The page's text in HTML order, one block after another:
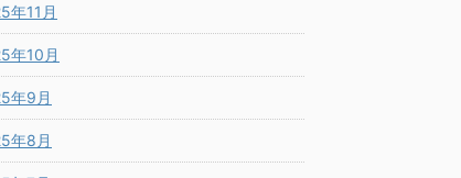
年11月
年10月
年9月
年8月